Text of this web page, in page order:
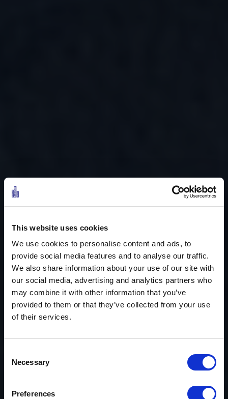
This website uses cookies
We use cookies to personalise content and ads, to
provide social media features and to analyse our traffic.
We also share information about your use of our site with
our social media, advertising and analytics partners who
may combine it with other information that you’ve
provided to them or that they’ve collected from your use
of their services.
Selection
Necessary
Preferences
Ö3 Silent Cinema Open Air Kino Tour